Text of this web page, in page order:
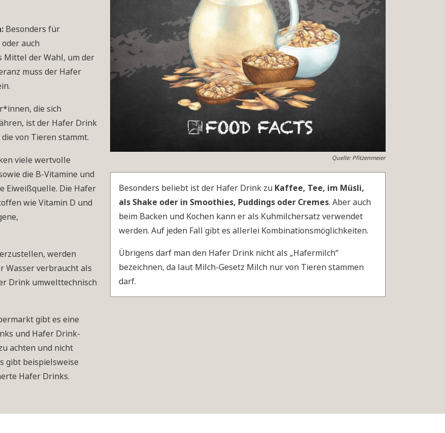
Besonders für
auch
der Wahl, um der
muss der Hafer
die sich
ist der Hafer Drink
von Tieren stammt.
viele wertvolle
die B-Vitamine und
Eiweißquelle. Die Hafer
wie Vitamin D und
werden
Wasser verbraucht als
Drink umwelttechnisch
gibt es eine
und Hafer Drink-
achten und nicht
gibt beispielsweise
Hafer Drinks.
Quelle: Pfitzenmeier
Besonders beliebt ist der Hafer Drink zu Kaffee, Tee, im Müsli,
als Shake oder in Smoothies, Puddings oder Cremes. Aber auch
beim Backen und Kochen kann er als Kuhmilchersatz verwendet
werden. Auf jeden Fall gibt es allerlei Kombinationsmöglichkeiten.
Übrigens darf man den Hafer Drink nicht als „Hafermilch“
bezeichnen, da laut Milch-Gesetz Milch nur von Tieren stammen
darf.